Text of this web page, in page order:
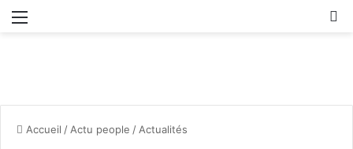
Accueil /Actu people /Actualités